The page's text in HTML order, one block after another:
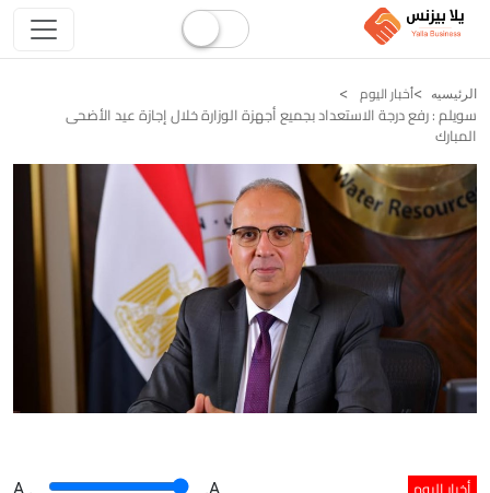
الرئيسيه أخبار اليوم
سويلم : رفع درجة الاستعداد بجميع أجهزة الوزارة خلال إجازة عيد الأضحى
المبارك